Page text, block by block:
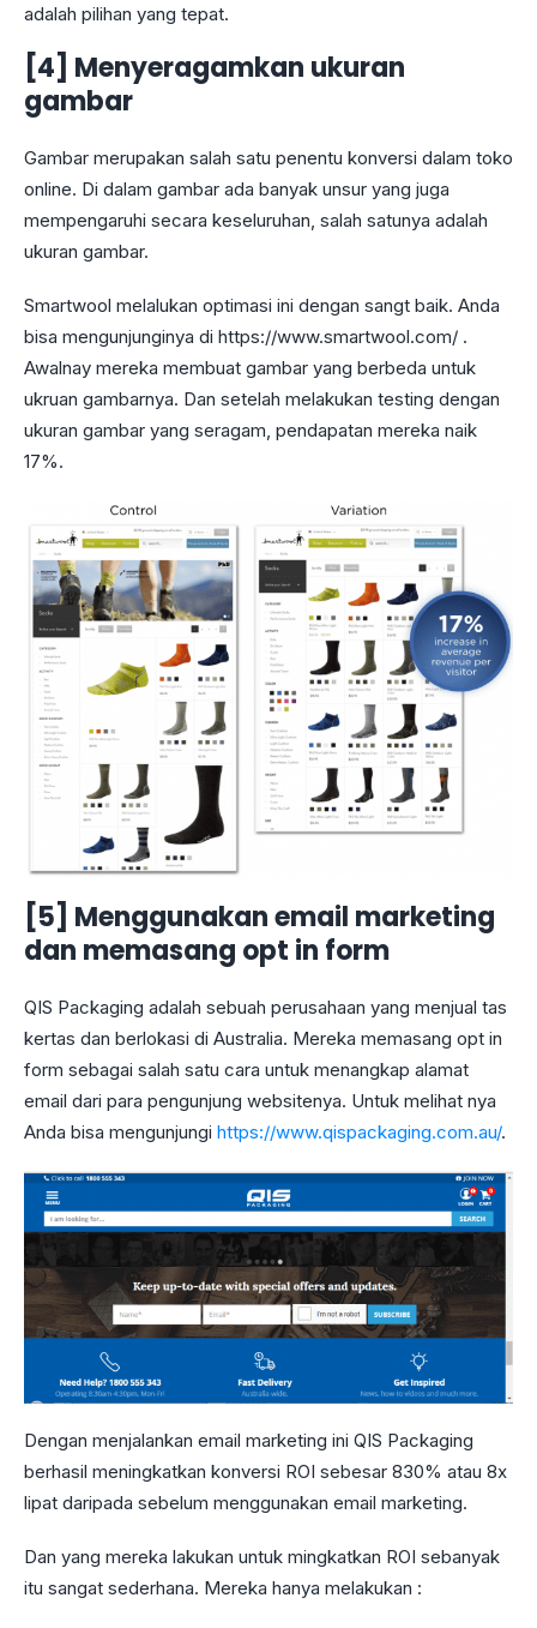
adalah pilihan yang tepat.
[4] Menyeragamkan ukuran
gambar
Gambar merupakan salah satu penentu konversi dalam toko
online. Di dalam gambar ada banyak unsur yang juga
mempengaruhi secara keseluruhan, salah satunya adalah
ukuran gambar.
Smartwool melalukan optimasi ini dengan sangt baik. Anda
bisa mengunjunginya di https://www.smartwool.com/ .
Awalnay mereka membuat gambar yang berbeda untuk
ukruan gambarnya. Dan setelah melakukan testing dengan
ukuran gambar yang seragam, pendapatan mereka naik
17%.
[5] Menggunakan email marketing
dan memasang opt in form
QIS Packaging adalah sebuah perusahaan yang menjual tas
kertas dan berlokasi di Australia. Mereka memasang opt in
form sebagai salah satu cara untuk menangkap alamat
email dari para pengunjung websitenya. Untuk melihat nya
Anda bisa mengunjungi https://www.qispackaging.com.au/.
Dengan menjalankan email marketing ini QIS Packaging
berhasil meningkatkan konversi ROI sebesar 830% atau 8x
lipat daripada sebelum menggunakan email marketing.
Dan yang mereka lakukan untuk mingkatkan ROI sebanyak
itu sangat sederhana. Mereka hanya melakukan :